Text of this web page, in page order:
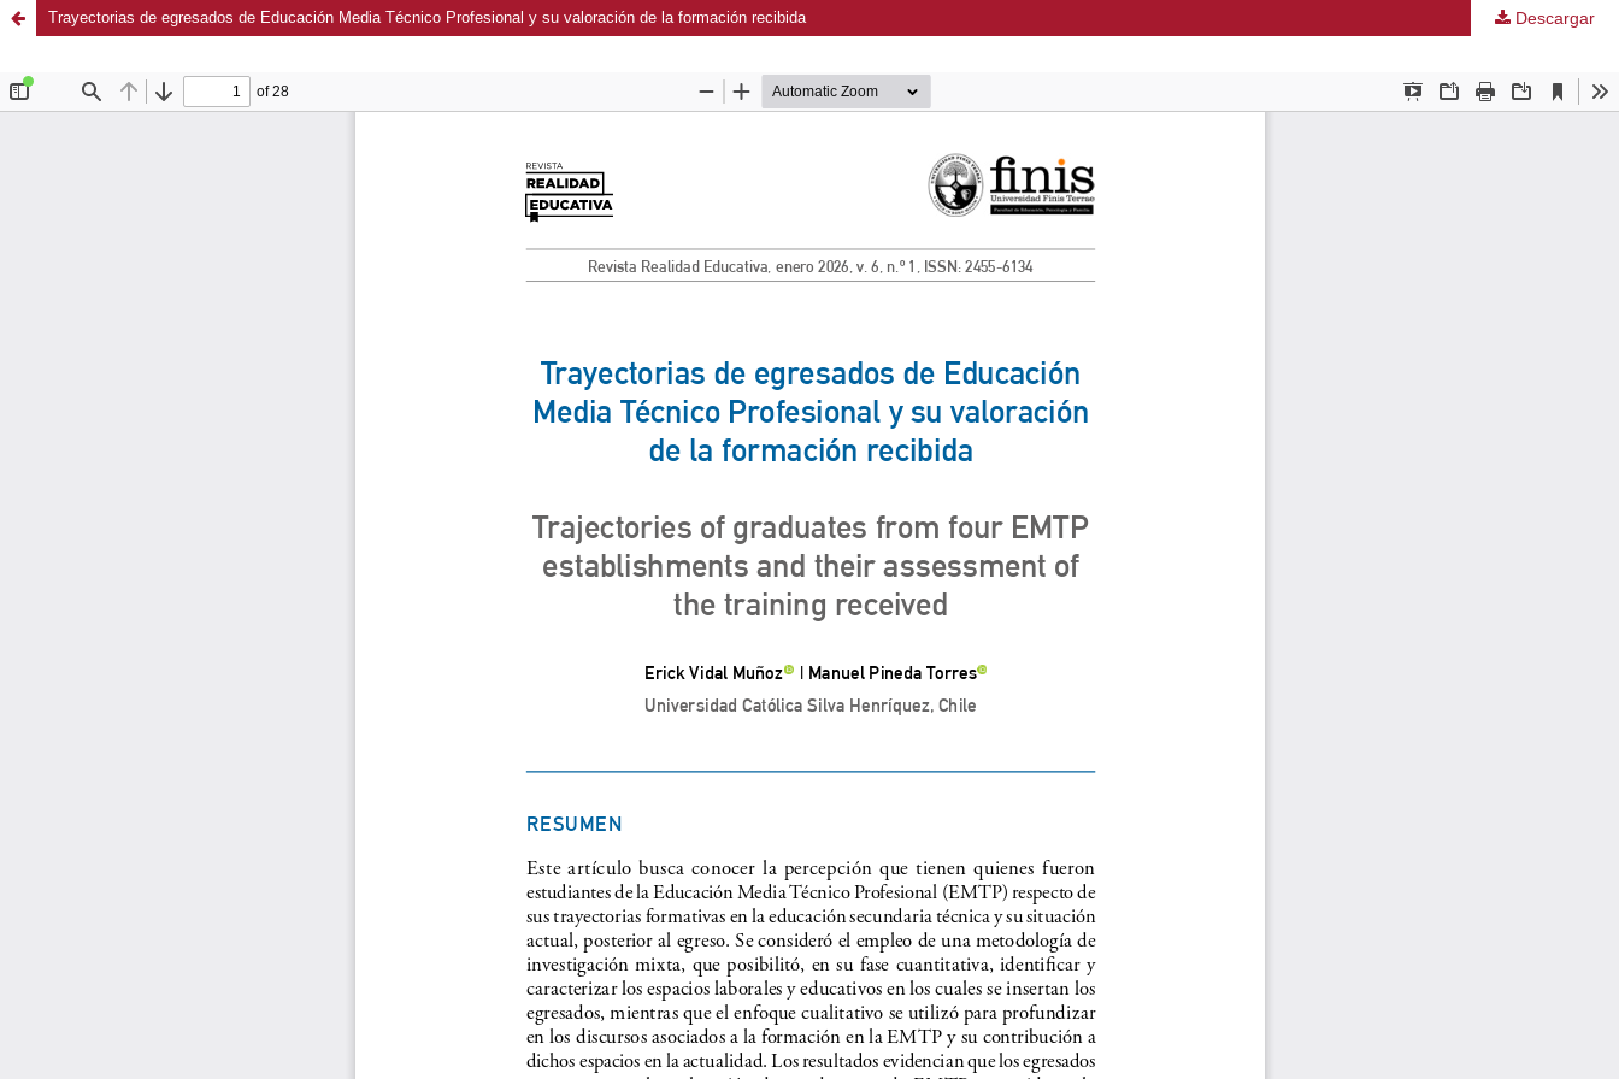
Trayectorias de egresados de Educación Media Técnico Profesional y su valoración de la formación recibida Descargar